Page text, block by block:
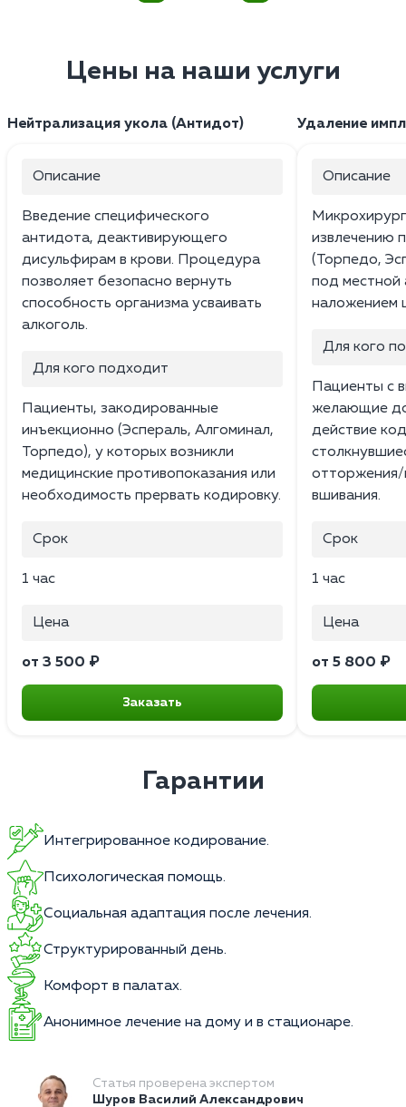
Цены на наши услуги
Нейтрализация укола (Антидот)
Описание
Введение специфического
антидота, деактивирующего
дисульфирам в крови. Процедура
позволяет безопасно вернуть
способность организма усваивать
алкоголь.
Для кого подходит
Пациенты, закодированные
инъекционно (Эспераль, Алгоминал,
Торпедо), у которых возникли
медицинские противопоказания или
необходимость прервать кодировку.
Срок
1 час
Цена
от 3 500 ₽
Заказать
Удаление
Описание
извлечению
(Торпедо,
под местной
наложением
Для кого
Пациенты с
желающие
действие
отторжения/
вшивания.
Срок
1 час
Цена
от 5 800 ₽
Гарантии
Интегрированное кодирование.
Психологическая помощь.
Социальная адаптация после лечения.
Структурированный день.
Комфорт в палатах.
Анонимное лечение на дому и в стационаре.
Статья проверена экспертом
Шуров Василий Александрович